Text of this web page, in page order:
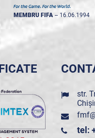
MEMBRU FIFA -- 16.06.1994
str.
tel: